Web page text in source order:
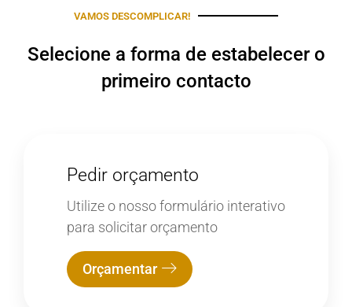
VAMOS DESCOMPLICAR!
Selecione a forma de estabelecer o
primeiro contacto
Pedir orçamento
Utilize o nosso formulário interativo
para solicitar orçamento
Orçamentar